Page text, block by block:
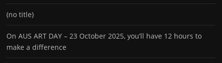
(no title)
On AUS ART DAY – 23 October 2025, you’ll have 12 hours to
make a difference